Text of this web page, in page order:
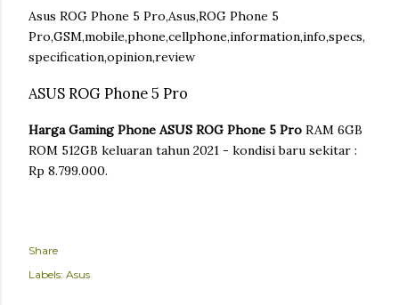
Asus ROG Phone 5 Pro,Asus,ROG Phone 5
Pro,GSM,mobile,phone,cellphone,information,info,specs,
specification,opinion,review
ASUS ROG Phone 5 Pro
Harga Gaming Phone ASUS ROG Phone 5 Pro RAM 6GB
ROM 512GB keluaran tahun 2021 - kondisi baru sekitar :
Rp 8.799.000.
Share
Labels: Asus